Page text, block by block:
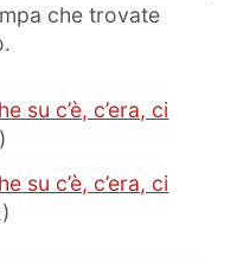
che trovate
su c’è, c’era, ci
su c’è, c’era, ci